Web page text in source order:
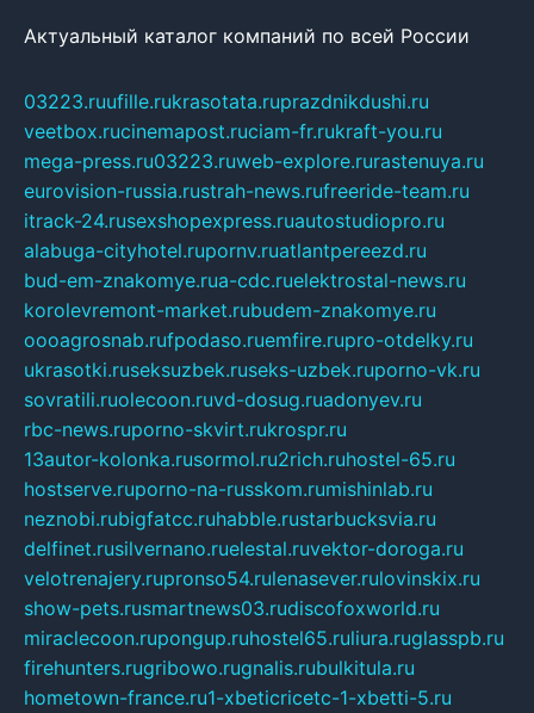
Актуальный каталог компаний по всей России
03223.ruufille.rukrasotata.ruprazdnikdushi.ru
veetbox.rucinemapost.ruciam-fr.rukraft-you.ru
mega-press.ru03223.ruweb-explore.rurastenuya.ru
eurovision-russia.rustrah-news.rufreeride-team.ru
itrack-24.rusexshopexpress.ruautostudiopro.ru
alabuga-cityhotel.rupornv.ruatlantpereezd.ru
bud-em-znakomye.rua-cdc.ruelektrostal-news.ru
korolevremont-market.rubudem-znakomye.ru
oooagrosnab.rufpodaso.ruemfire.rupro-otdelky.ru
ukrasotki.ruseksuzbek.ruseks-uzbek.ruporno-vk.ru
sovratili.ruolecoon.ruvd-dosug.ruadonyev.ru
rbc-news.ruporno-skvirt.rukrospr.ru
13autor-kolonka.rusormol.ru2rich.ruhostel-65.ru
hostserve.ruporno-na-russkom.rumishinlab.ru
neznobi.rubigfatcc.ruhabble.rustarbucksvia.ru
delfinet.rusilvernano.ruelestal.ruvektor-doroga.ru
velotrenajery.rupronso54.rulenasever.rulovinskix.ru
show-pets.rusmartnews03.rudiscofoxworld.ru
miraclecoon.rupongup.ruhostel65.ruliura.ruglasspb.ru
firehunters.rugribowo.rugnalis.rubulkitula.ru
hometown-france.ru1-xbeticricetc-1-xbetti-5.ru